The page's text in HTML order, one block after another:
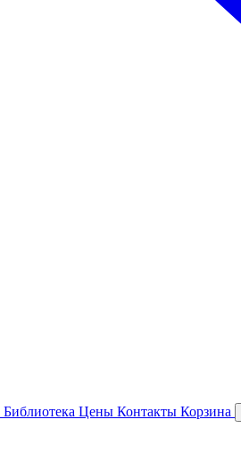
Библиотека Цены Контакты Корзина